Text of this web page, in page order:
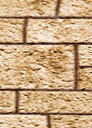
Zunge-
Anapneo
Brackium
Enervate
Episkey
Ferula
Surgito
Vulnera